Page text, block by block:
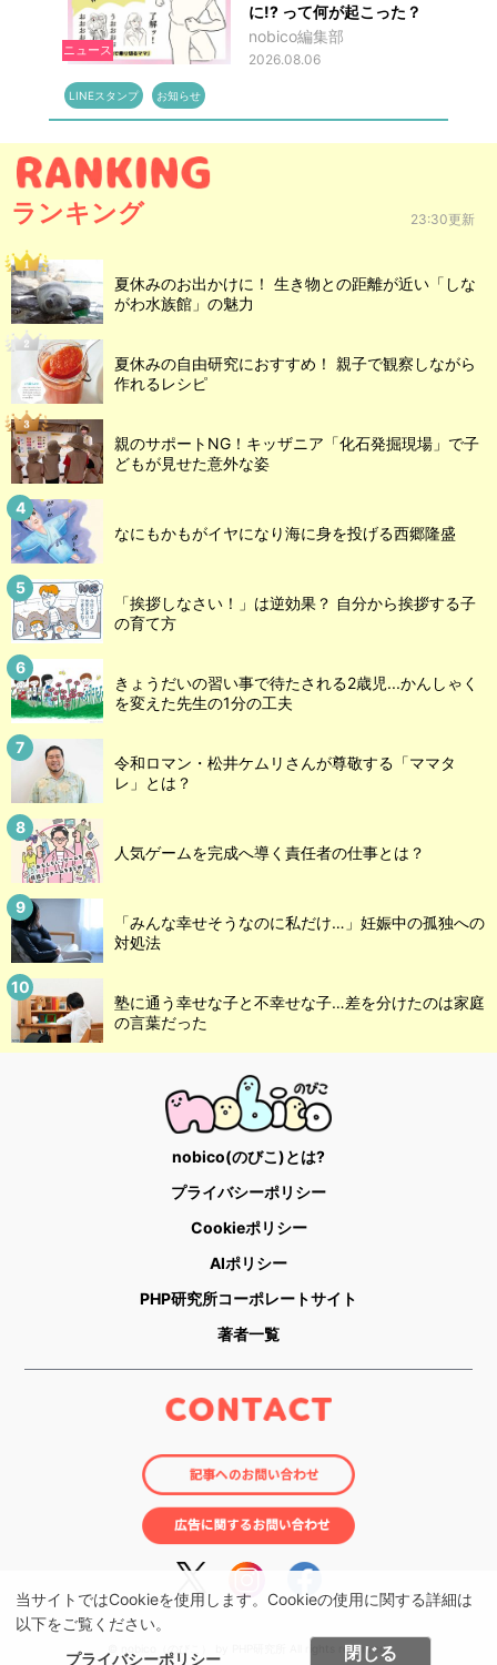
当サイトではCookieを使用します。Cookieの使用に関する詳細は
以下をご覧ください。
プライバシーポリシー
閉じる
ニュース
に!? って何が起こった？
nobico編集部
2026.08.06
LINEスタンプ お知らせ
ランキング 23:30更新
夏休みのお出かけに！ 生き物との距離が近い「しな
がわ水族館」の魅力
夏休みの自由研究におすすめ！ 親子で観察しながら
作れるレシピ
親のサポートNG！キッザニア「化石発掘現場」で子
どもが見せた意外な姿
なにもかもがイヤになり海に身を投げる西郷隆盛
「挨拶しなさい！」は逆効果？ 自分から挨拶する子
の育て方
きょうだいの習い事で待たされる2歳児...かんしゃく
を変えた先生の1分の工夫
令和ロマン・松井ケムリさんが尊敬する「ママタ
レ」とは？
人気ゲームを完成へ導く責任者の仕事とは？
「みんな幸せそうなのに私だけ…」妊娠中の孤独への
対処法
塾に通う幸せな子と不幸せな子…差を分けたのは家庭
の言葉だった
nobico(のびこ)とは?
プライバシーポリシー
Cookieポリシー
AIポリシー
PHP研究所コーポレートサイト
著者一覧
© nobico（のびこ） by PHP研究所 All rights reserved.